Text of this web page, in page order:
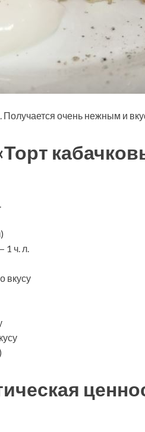
Получается очень нежным и
1 ч. л.
вкусу